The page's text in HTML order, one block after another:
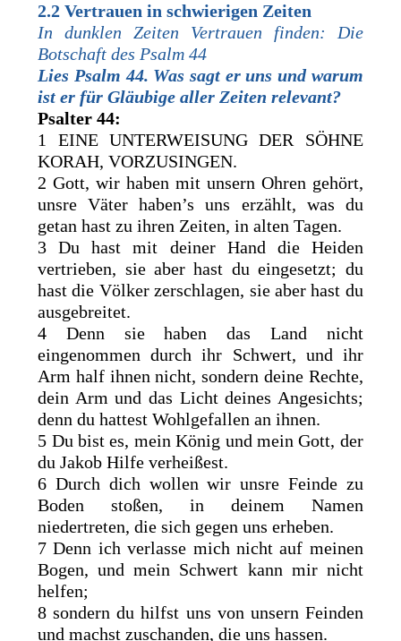
2.2 Vertrauen in schwierigen Zeiten
In dunklen Zeiten Vertrauen finden: Die
Botschaft des Psalm 44
Lies Psalm 44. Was sagt er uns und warum
ist er für Gläubige aller Zeiten relevant?
Psalter 44:
1 EINE UNTERWEISUNG DER SÖHNE
KORAH, VORZUSINGEN.
2 Gott, wir haben mit unsern Ohren gehört,
unsre Väter haben’s uns erzählt, was du
getan hast zu ihren Zeiten, in alten Tagen.
3 Du hast mit deiner Hand die Heiden
vertrieben, sie aber hast du eingesetzt; du
hast die Völker zerschlagen, sie aber hast du
ausgebreitet.
4 Denn sie haben das Land nicht
eingenommen durch ihr Schwert, und ihr
Arm half ihnen nicht, sondern deine Rechte,
dein Arm und das Licht deines Angesichts;
denn du hattest Wohlgefallen an ihnen.
5 Du bist es, mein König und mein Gott, der
du Jakob Hilfe verheißest.
6 Durch dich wollen wir unsre Feinde zu
Boden stoßen, in deinem Namen
niedertreten, die sich gegen uns erheben.
7 Denn ich verlasse mich nicht auf meinen
Bogen, und mein Schwert kann mir nicht
helfen;
8 sondern du hilfst uns von unsern Feinden
und machst zuschanden, die uns hassen.